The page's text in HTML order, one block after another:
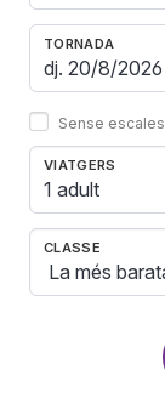
TORNADA
Sense escales
VIATGERS
1 adult
CLASSE